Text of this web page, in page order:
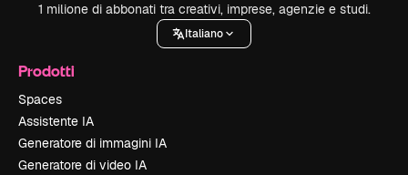
1 milione di abbonati tra creativi, imprese, agenzie e studi.
Italiano
Prodotti
Spaces
Assistente IA
Generatore di immagini IA
Generatore di video IA